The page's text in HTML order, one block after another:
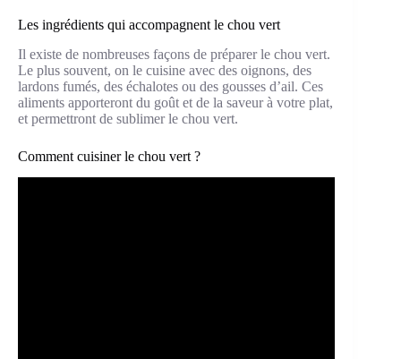
Les ingrédients qui accompagnent le chou vert
Il existe de nombreuses façons de préparer le chou vert.
Le plus souvent, on le cuisine avec des oignons, des
lardons fumés, des échalotes ou des gousses d’ail. Ces
aliments apporteront du goût et de la saveur à votre plat,
et permettront de sublimer le chou vert.
Comment cuisiner le chou vert ?